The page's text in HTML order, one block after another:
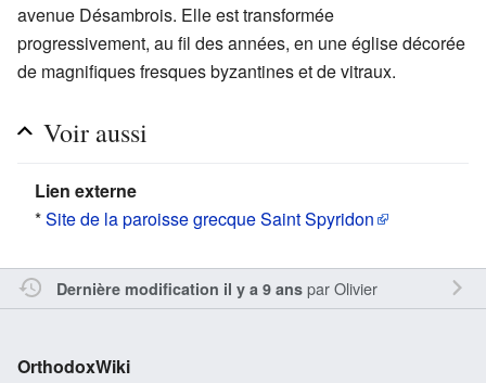
avenue Désambrois. Elle est transformée
progressivement, au fil des années, en une église décorée
de magnifiques fresques byzantines et de vitraux.
Voir aussi
Lien externe
*Site de la paroisse grecque Saint Spyridon
Dernière modification il y a 9 ansparOlivier
OrthodoxWiki